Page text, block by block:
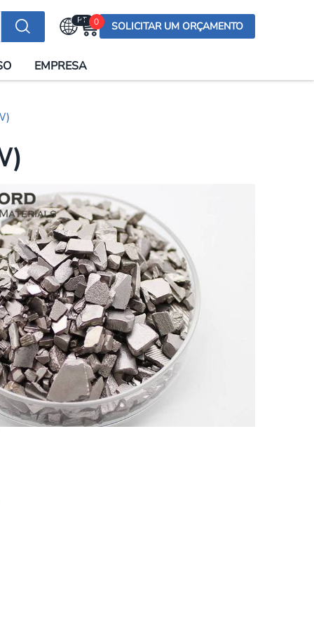
PT
English (US)
Italiano
日本語
Русский
한국어
Português
العربية
Nederland
Polska
Sverige
भारत
0 SOLICITAR UM ORÇAMENTO
EMPRESA